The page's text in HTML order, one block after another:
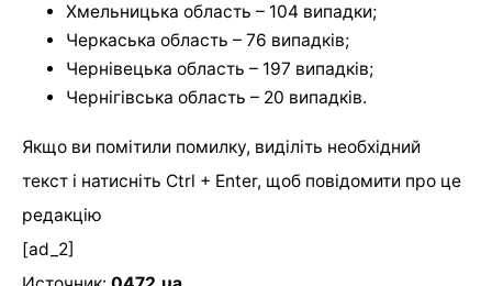
Хмельницька область – 104 випадки;
Черкаська область – 76 випадків;
Чернівецька область – 197 випадків;
Чернігівська область – 20 випадків.
Якщо ви помітили помилку, виділіть необхідний
текст і натисніть Ctrl + Enter, щоб повідомити про це
редакцію
[ad_2]